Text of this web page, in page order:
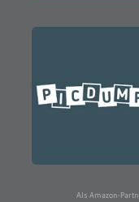
Als Amazon-